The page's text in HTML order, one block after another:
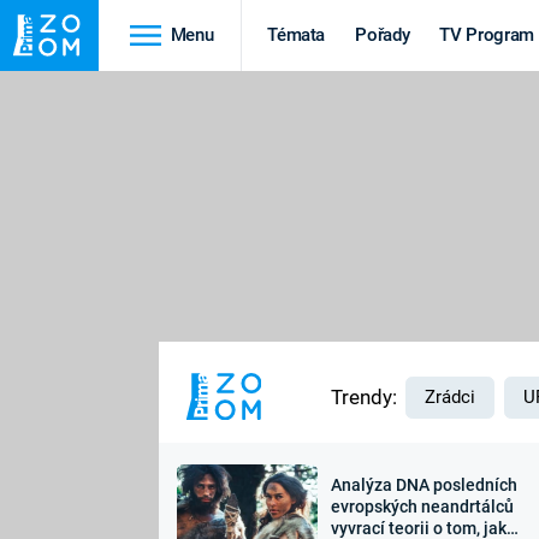
Menu Témata Pořady TV Program
Výročí
Trendy: Zrádci
Analýza DNA posledních
evropských neandrtálců
vyvrací teorii o tom, jak